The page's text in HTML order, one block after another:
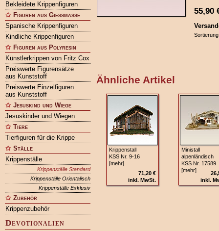
Bekleidete Krippenfiguren
Figuren aus Gießmasse
Spanische Krippenfiguren
Kindliche Krippenfiguren
Figuren aus Polyresin
Künstlerkrippen von Fritz Cox
Preiswerte Figurensätze
aus Kunststoff
Preiswerte Einzelfiguren
aus Kunststoff
Jesuskind und Wiege
Jesuskinder und Wiegen
Tiere
Tierfiguren für die Krippe
Ställe
Krippenställe
Krippenställe Standard
Krippenställe Orientalisch
Krippenställe Exklusiv
Zubehör
Krippenzubehör
Devotionalien
55,90
Ähnliche Artikel
Krippenstall
KSS Nr. 9-16
[mehr]
71,20 €
inkl. MwSt.
Ministall
alpenländisch
KSS Nr. 17589
[mehr]
inkl.